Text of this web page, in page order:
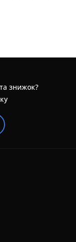
знижок?